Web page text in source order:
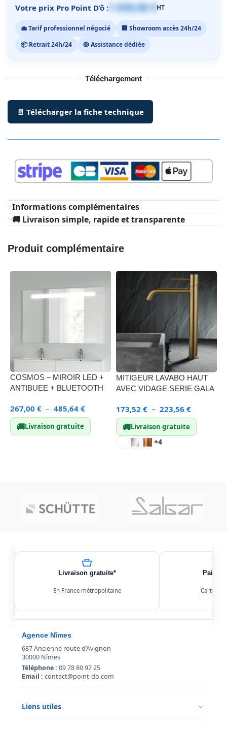
Votre prix Pro Point D’ô : 1 059,00 €HT
💼 Tarif professionnel négocié
🏢 Showroom accès 24h/24
📦 Retrait 24h/24
🛟 Assistance dédiée
Téléchargement
📄 Télécharger la fiche technique
Informations complémentaires
🚚 Livraison simple, rapide et transparente
Produit complémentaire
COSMOS – MIROIR LED +
ANTIBUEE + BLUETOOTH
267,00 € – 485,64 €
🚚Livraison gratuite
MITIGEUR LAVABO HAUT
AVEC VIDAGE SERIE GALA
173,52 € – 223,56 €
🚚Livraison gratuite
+4
Livraison gratuite*
En France métropolitaine Carte,
Agence Nîmes
687 Ancienne route d’Avignon
30000 Nîmes
Téléphone : 09 78 80 97 25
Email : contact@point-do.com
Liens utiles